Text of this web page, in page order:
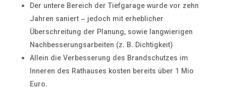
Der untere Bereich der Tiefgarage wurde vor zehn
Jahren saniert – jedoch mit erheblicher
Überschreitung der Planung, sowie langwierigen
Nachbesserungsarbeiten (z. B. Dichtigkeit)
Allein die Verbesserung des Brandschutzes im
Inneren des Rathauses kosten bereits über 1 Mio
Euro.